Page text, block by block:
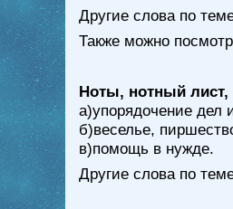
Другие слова по
Также можно
Ноты, нотный лист,
а)упорядочение дел
б)веселье,
в)помощь в нужде.
Другие слова по